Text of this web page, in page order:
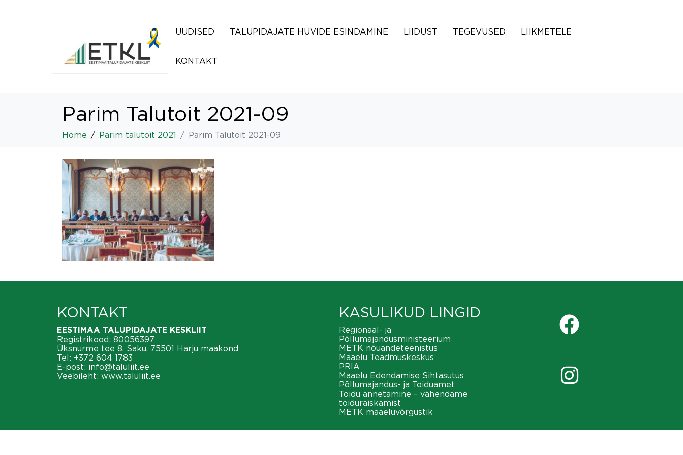
UUDISED TALUPIDAJATE HUVIDE ESINDAMINE LIIDUST TEGEVUSED LIIKMETELE
KONTAKT
Parim Talutoit 2021-09
Home Parim talutoit 2021 Parim Talutoit 2021-09
KONTAKT
EESTIMAA TALUPIDAJATE KESKLIIT
Registrikood: 80056397
Üksnurme tee 8, Saku, 75501 Harju maakond
Tel: +372 604 1783
E-post: info@taluliit.ee
Veebileht: www.taluliit.ee
KASULIKUD LINGID
Regionaal- ja
Põllumajandusministeerium
METK nõuandeteenistus
Maaelu Teadmuskeskus
PRIA
Maaelu Edendamise Sihtasutus
Põllumajandus- ja Toiduamet
Toidu annetamine – vähendame
toiduraiskamist
METK maaeluvõrgustik